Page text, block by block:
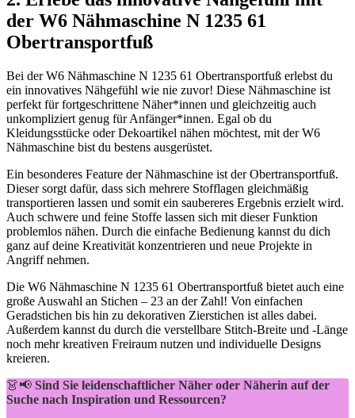
der W6 Nähmaschine N 1235 61
Obertransportfuß
Bei der W6 Nähmaschine N 1235 61 Obertransportfuß erlebst du
ein innovatives Nähgefühl wie nie zuvor! Diese Nähmaschine ist
perfekt für fortgeschrittene Näher*innen und gleichzeitig auch
unkompliziert genug für Anfänger*innen. Egal ob du
Kleidungsstücke oder Dekoartikel nähen möchtest, mit der W6
Nähmaschine bist du bestens ausgerüstet.
Ein besonderes Feature der Nähmaschine ist der Obertransportfuß.
Dieser sorgt dafür, dass sich mehrere Stofflagen gleichmäßig
transportieren lassen und somit ein saubereres Ergebnis erzielt wird.
Auch schwere und feine Stoffe lassen sich mit dieser Funktion
problemlos nähen. Durch die einfache Bedienung kannst du dich
ganz auf deine Kreativität konzentrieren und neue Projekte in
Angriff nehmen.
Die W6 Nähmaschine N 1235 61 Obertransportfuß bietet auch eine
große Auswahl an Stichen – 23 an der Zahl! Von einfachen
Geradstichen bis hin zu dekorativen Zierstichen ist alles dabei.
Außerdem kannst du durch die verstellbare Stitch-Breite und -Länge
noch mehr kreativen Freiraum nutzen und individuelle Designs
kreieren.
👗📢 Sind Sie leidenschaftlicher Näher oder Näherin auf der
Suche nach Inspiration und Ressourcen?